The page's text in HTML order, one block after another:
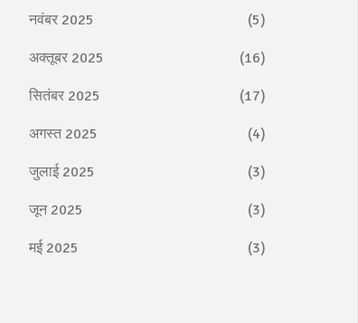
नवंबर 2025 (5)
अक्तूबर 2025 (16)
सितंबर 2025 (17)
अगस्त 2025 (4)
जुलाई 2025 (3)
जून 2025 (3)
मई 2025 (3)